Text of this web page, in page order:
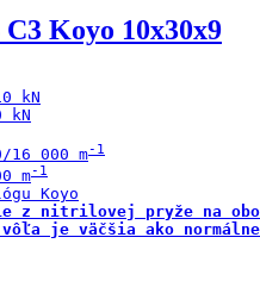
Koyo 10x30x9
kN
kN
16 000 m
m
z nitrilovej pryže na
je väčšia ako normálne